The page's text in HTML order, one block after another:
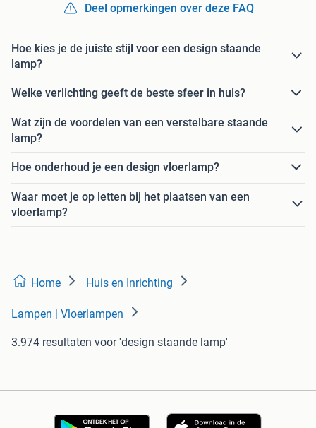
Deel opmerkingen over deze FAQ
Hoe kies je de juiste stijl voor een design staande
lamp?
Welke verlichting geeft de beste sfeer in huis?
Wat zijn de voordelen van een verstelbare staande
lamp?
Hoe onderhoud je een design vloerlamp?
Waar moet je op letten bij het plaatsen van een
vloerlamp?
Home Huis en Inrichting
Lampen | Vloerlampen
3.974 resultaten voor 'design staande lamp'